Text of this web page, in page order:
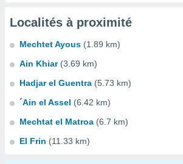
Localités à proximité
Mechtet Ayous (1.89 km)
Ain Khiar (3.69 km)
Hadjar el Guentra (5.73 km)
´Ain el Assel (6.42 km)
Mechtat el Matroa (6.7 km)
El Frin (11.33 km)